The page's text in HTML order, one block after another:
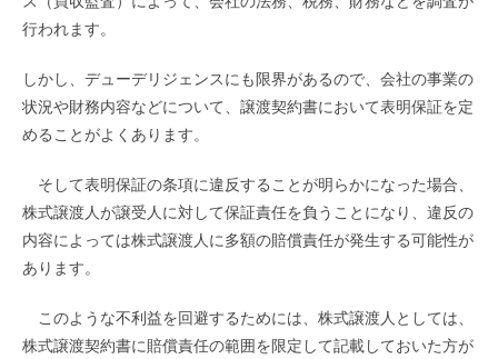
行われます。
しかし、デューデリジェンスにも限界があるので、会社の事業の
状況や財務内容などについて、譲渡契約書において表明保証を定
めることがよくあります。
そして表明保証の条項に違反することが明らかになった場合、
株式譲渡人が譲受人に対して保証責任を負うことになり、違反の
内容によっては株式譲渡人に多額の賠償責任が発生する可能性が
あります。
このような不利益を回避するためには、株式譲渡人としては、
株式譲渡契約書に賠償責任の範囲を限定して記載しておいた方が